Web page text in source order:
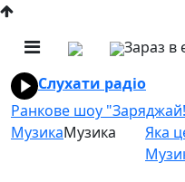
Зараз в
Слухати радіо
Ранкове шоу
МузикаМузика
Яка